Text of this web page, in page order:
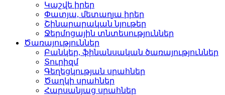
Կաշվե իրեր­
Փատյա, մետաղյա իրեր­
Շինարարական նյութեր
Ջերմոցային տնտեսությո­ւններ
Ծառայություններ
Բանկեր, ֆինանսական ծա­ռայություններ
Տուրիզմ­
Գեղեցկության սրահներ­
Ծաղկի սրահներ­
Հարսանյաց սրահներ